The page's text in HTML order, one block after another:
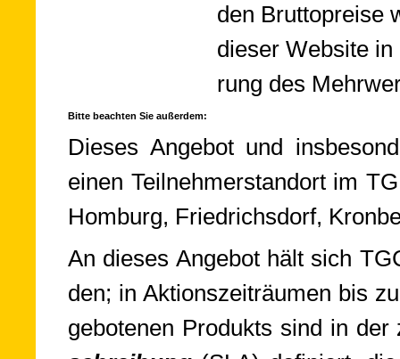
den Brutto­prei­se
die­ser Web­site
rung des
Bitte beachten Sie außerdem:
Die­ses An­ge­bot und
einen Teil­neh­mer­stan­dort im
Homburg, Friedrichsdorf,
An die­ses An­ge­bot hält sich
den; in Ak­tions­zeit­räu­men bis
ge­bo­te­nen Pro­dukts sind in